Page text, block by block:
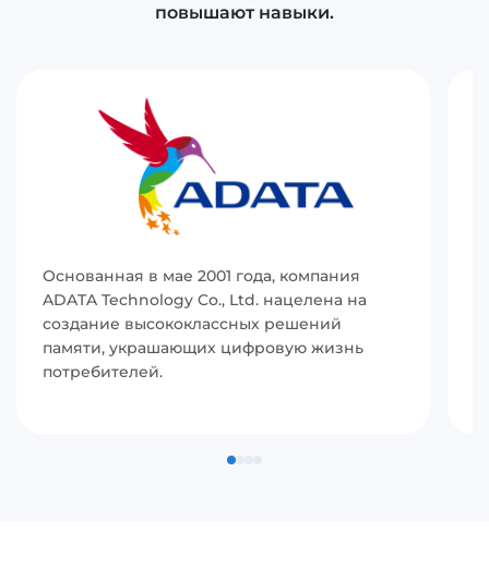
повышают навыки.
Основанная в мае 2001 года, компания
ADATA Technology Co., Ltd. нацелена на
создание высококлассных решений
памяти, украшающих цифровую жизнь
потребителей.